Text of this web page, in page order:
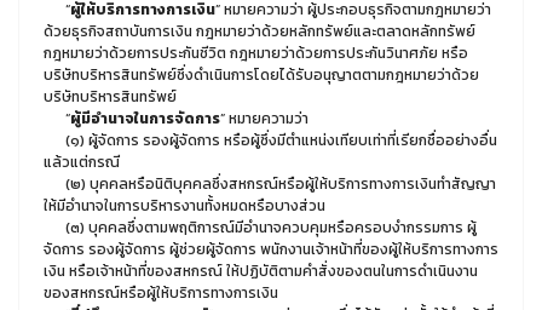
“ผู้ให้บริการทางการเงิน” หมายความว่า ผู้ประกอบธุรกิจตามกฎหมายว่า
ด้วยธุรกิจสถาบันการเงิน กฎหมายว่าด้วยหลักทรัพย์และตลาดหลักทรัพย์
กฎหมายว่าด้วยการประกันชีวิต กฎหมายว่าด้วยการประกันวินาศภัย หรือ
บริษัทบริหารสินทรัพย์ซึ่งดำเนินการโดยได้รับอนุญาตตามกฎหมายว่าด้วย
บริษัทบริหารสินทรัพย์
“ผู้มีอำนาจในการจัดการ” หมายความว่า
(๑) ผู้จัดการ รองผู้จัดการ หรือผู้ซึ่งมีตำแหน่งเทียบเท่าที่เรียกชื่ออย่างอื่น
แล้วแต่กรณี
(๒) บุคคลหรือนิติบุคคลซึ่งสหกรณ์หรือผู้ให้บริการทางการเงินทำสัญญา
ให้มีอำนาจในการบริหารงานทั้งหมดหรือบางส่วน
(๓) บุคคลซึ่งตามพฤติการณ์มีอำนาจควบคุมหรือครอบงำกรรมการ ผู้
จัดการ รองผู้จัดการ ผู้ช่วยผู้จัดการ พนักงานเจ้าหน้าที่ของผู้ให้บริการทางการ
เงิน หรือเจ้าหน้าที่ของสหกรณ์ ให้ปฏิบัติตามคำสั่งของตนในการดำเนินงาน
ของสหกรณ์หรือผู้ให้บริการทางการเงิน